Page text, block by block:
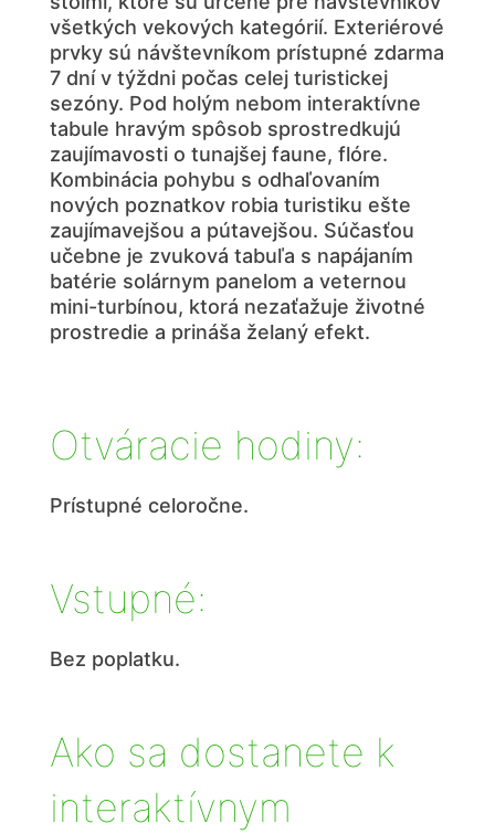
všetkých vekových kategórií. Exteriérové
prvky sú návštevníkom prístupné zdarma
7 dní v týždni počas celej turistickej
sezóny. Pod holým nebom interaktívne
tabule hravým spôsob sprostredkujú
zaujímavosti o tunajšej faune, flóre.
Kombinácia pohybu s odhaľovaním
nových poznatkov robia turistiku ešte
zaujímavejšou a pútavejšou. Súčasťou
učebne je zvuková tabuľa s napájaním
batérie solárnym panelom a veternou
mini-turbínou, ktorá nezaťažuje životné
prostredie a prináša želaný efekt.
Otváracie hodiny:
Prístupné celoročne.
Vstupné:
Bez poplatku.
Ako sa dostanete k
interaktívnym